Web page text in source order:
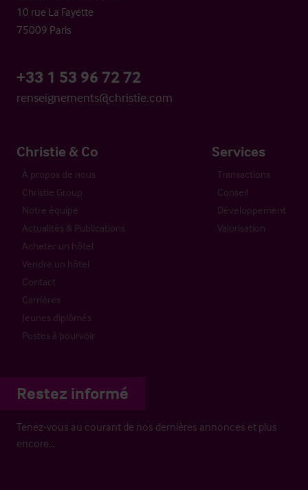
10 rue La Fayette
75009 Paris
+33 1 53 96 72 72
renseignements@christie.com
Christie & Co
À propos de nous
Christie Group
Notre équipe
Actualités & Publications
Acheter un hôtel
Vendre un hôtel
Contact
Carrières
Jeunes diplômés
Postes à pourvoir
Services
Transactions
Conseil
Développement
Valorisation
Restez informé
Tenez-vous au courant de nos dernières annonces et plus
encore…